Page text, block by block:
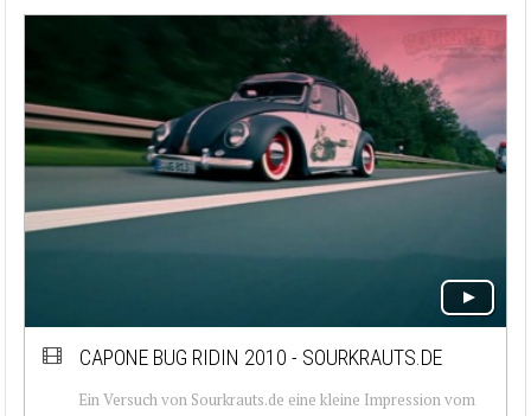
CAPONE BUG RIDIN 2010 - SOURKRAUTS.DE
Ein Versuch von Sourkrauts.de eine kleine Impression vom